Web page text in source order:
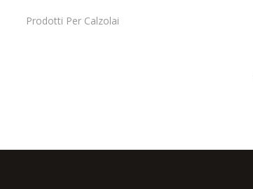
Prodotti Per Calzolai